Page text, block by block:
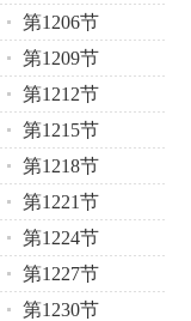
第1206节
第1209节
第1212节
第1215节
第1218节
第1221节
第1224节
第1227节
第1230节